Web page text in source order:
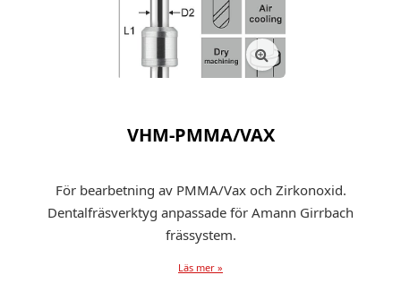
VHM-PMMA/VAX
För bearbetning av PMMA/Vax och Zirkonoxid.
Dentalfräsverktyg anpassade för Amann Girrbach
frässystem.
Läs mer »